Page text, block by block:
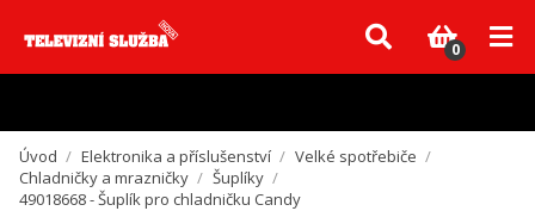
Vzhledem k aktuální situaci se může dodání dílů, které nejsou skladem,
zpozdit. Děkujeme za pochopení.
0
Úvod / Elektronika a příslušenství / Velké spotřebiče /
Chladničky a mrazničky / Šuplíky /
49018668 - Šuplík pro chladničku Candy